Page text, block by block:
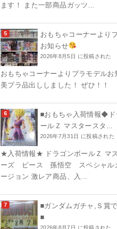
ます！ また一部商品ガッツ...
おもちゃコーナーより
お知らせ
2026年8月5日 に投稿された
おもちゃコーナーよりプラモデルお
美プラ品出ししました！ ぜひ！！
■おもちゃ入荷情報◆ド
ールＺ マスタースタ...
2026年7月31日 に投稿された
★入荷情報★ ドラゴンボールＺ マ
ーズ ピース 孫悟空 スペシャル
ージョン 激レア商品、入...
■ガンダムガチャ,Ｓ賞で
■
2026年8月7日 に投稿された